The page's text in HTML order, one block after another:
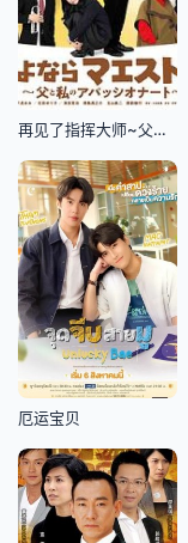
再见了指挥大师~父亲与我的热情~
厄运宝贝